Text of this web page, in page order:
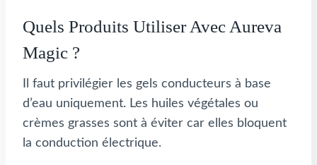
Quels Produits Utiliser Avec Aureva
Magic ?
Il faut privilégier les gels conducteurs à base
d’eau uniquement. Les huiles végétales ou
crèmes grasses sont à éviter car elles bloquent
la conduction électrique.